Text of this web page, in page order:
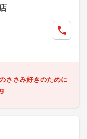
ささみ好きのために